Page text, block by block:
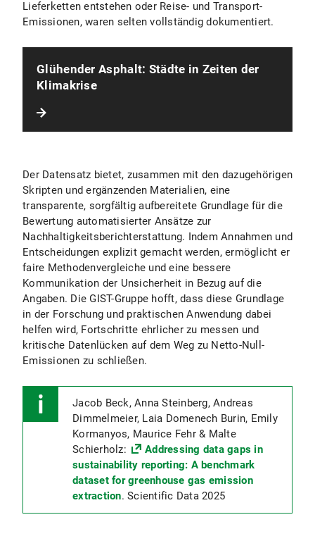
Lieferketten entstehen oder Reise- und Transport-
Emissionen, waren selten vollständig dokumentiert.
Glühender Asphalt: Städte in Zeiten der
Klimakrise
Der Datensatz bietet, zusammen mit den dazugehörigen
Skripten und ergänzenden Materialien, eine
transparente, sorgfältig aufbereitete Grundlage für die
Bewertung automatisierter Ansätze zur
Nachhaltigkeitsberichterstattung. Indem Annahmen und
Entscheidungen explizit gemacht werden, ermöglicht er
faire Methodenvergleiche und eine bessere
Kommunikation der Unsicherheit in Bezug auf die
Angaben. Die GIST-Gruppe hofft, dass diese Grundlage
in der Forschung und praktischen Anwendung dabei
helfen wird, Fortschritte ehrlicher zu messen und
kritische Datenlücken auf dem Weg zu Netto-Null-
Emissionen zu schließen.
Jacob Beck, Anna Steinberg, Andreas
Dimmelmeier, Laia Domenech Burin, Emily
Kormanyos, Maurice Fehr & Malte
Schierholz:
Addressing data gaps in
sustainability reporting: A benchmark
dataset for greenhouse gas emission
extraction. Scientific Data 2025